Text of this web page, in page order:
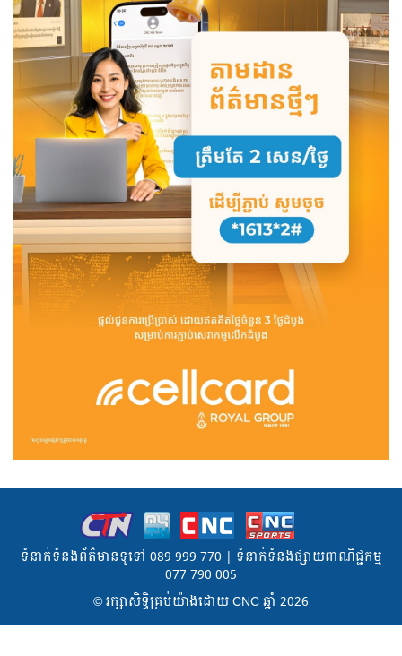
ទំនាក់ទំនងព័ត៌មានទូទៅ 089 999 770 | ទំនាក់ទំនងផ្សាយពាណិជ្ជកម្ម
077 790 005
© រក្សា​សិទ្ធិ​គ្រប់​យ៉ាង​ដោយ​ CNC ឆ្នាំ​ 2026